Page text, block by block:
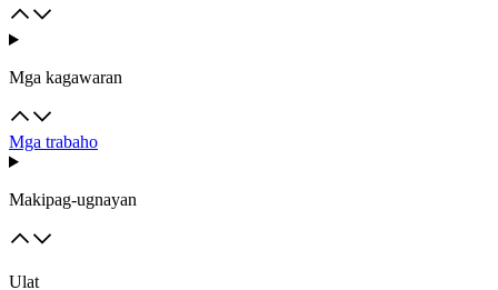
Mga kagawaran
Mga trabaho
Makipag-ugnayan
Ulat